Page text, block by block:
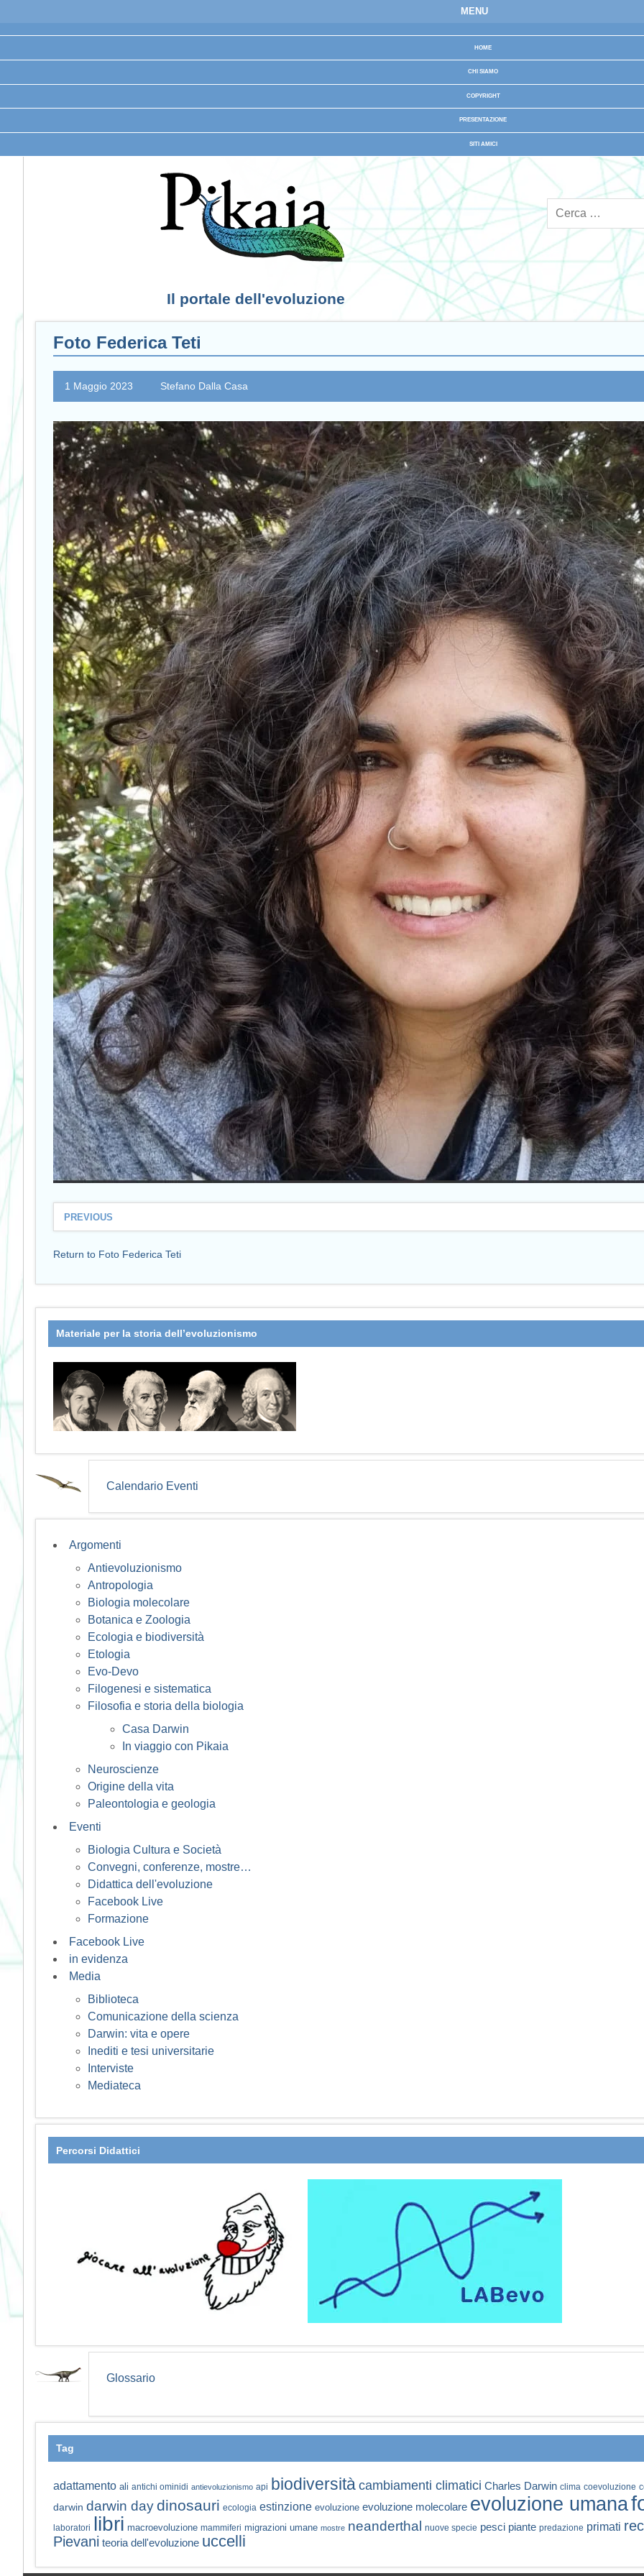
MENU
HOME
CHI SIAMO
COPYRIGHT
PRESENTAZIONE
SITI AMICI
Il portale dell'evoluzione
Foto Federica Teti
1 Maggio 2023 Stefano Dalla Casa
PREVIOUS
Return to Foto Federica Teti
Materiale per la storia dell’evoluzionismo
Calendario Eventi
Argomenti
Antievoluzionismo
Antropologia
Biologia molecolare
Botanica e Zoologia
Ecologia e biodiversità
Etologia
Evo-Devo
Filogenesi e sistematica
Filosofia e storia della biologia
Casa Darwin
In viaggio con Pikaia
Neuroscienze
Origine della vita
Paleontologia e geologia
Eventi
Biologia Cultura e Società
Convegni, conferenze, mostre…
Didattica dell'evoluzione
Facebook Live
Formazione
Facebook Live
in evidenza
Media
Biblioteca
Comunicazione della scienza
Darwin: vita e opere
Inediti e tesi universitarie
Interviste
Mediateca
Percorsi Didattici
Glossario
Tag
adattamento ali antichi ominidi antievoluzionismo api biodiversitàcambiamenti climatici Charles Darwin clima coevoluzione
darwin darwin daydinosauri ecologia estinzione evoluzione evoluzione molecolare evoluzione umana
laboratori libri macroevoluzione mammiferi migrazioni umane mostre neanderthal nuove specie pesci piante predazione primati
Pievani teoria dell'evoluzione uccelli